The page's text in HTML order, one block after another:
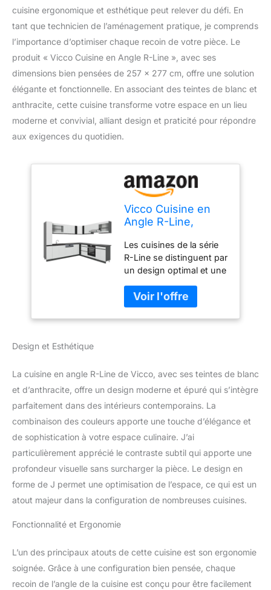
cuisine ergonomique et esthétique peut relever du défi. En
tant que technicien de l’aménagement pratique, je comprends
l’importance d’optimiser chaque recoin de votre pièce. Le
produit « Vicco Cuisine en Angle R-Line », avec ses
dimensions bien pensées de 257 x 277 cm, offre une solution
élégante et fonctionnelle. En associant des teintes de blanc et
anthracite, cette cuisine transforme votre espace en un lieu
moderne et convivial, alliant design et praticité pour répondre
aux exigences du quotidien.
Vicco Cuisine en
Angle R-Line,
257 x 277 cm J-
Shape
Les cuisines de la série
R-Line se distinguent par
un design optimal et une
exceptionnelle. En
option, nous proposons
le système LED Vicco ou
comprend 17 modules
individuels avec de
nombreuses étagères
fermées et ouvertes. La
hauteur est ajustable
grâce aux pieds.
DIMENSIONS : La
Cuisine en forme de L a
une taille générale de
257x277 cm, la
profondeur et la hauteur
photos. MATÉRIAU: La
cuisine modulaire en
angle est composée de
Design et Esthétique
La cuisine en angle R-Line de Vicco, avec ses teintes de blanc
et d’anthracite, offre un design moderne et épuré qui s’intègre
parfaitement dans des intérieurs contemporains. La
combinaison des couleurs apporte une touche d’élégance et
de sophistication à votre espace culinaire. J’ai
particulièrement apprécié le contraste subtil qui apporte une
profondeur visuelle sans surcharger la pièce. Le design en
forme de J permet une optimisation de l’espace, ce qui est un
atout majeur dans la configuration de nombreuses cuisines.
Fonctionnalité et Ergonomie
L’un des principaux atouts de cette cuisine est son ergonomie
soignée. Grâce à une configuration bien pensée, chaque
recoin de l’angle de la cuisine est conçu pour être facilement